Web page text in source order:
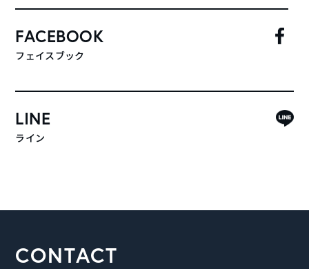
FACEBOOK
フェイスブック
LINE
ライン
CONTACT